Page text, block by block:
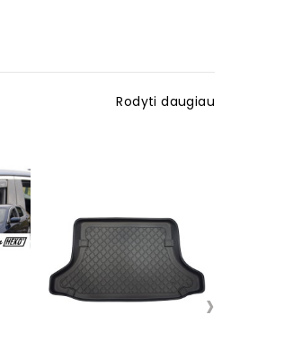
Rodyti daugiau
›